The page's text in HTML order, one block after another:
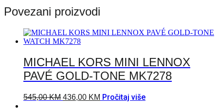
Povezani proizvodi
MICHAEL KORS MINI LENNOX
PAVÉ GOLD-TONE MK7278
545,00KM 436,00 KM Pročitaj više